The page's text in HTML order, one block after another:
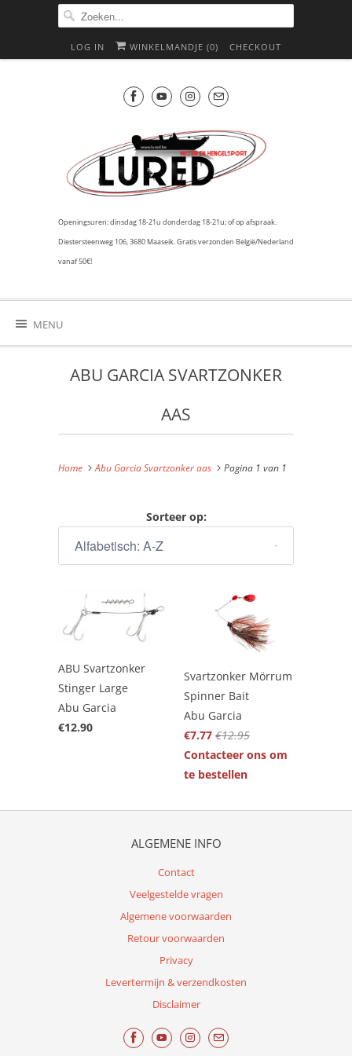
LOG IN WINKELMANDJE (0) CHECKOUT
Openingsuren: dinsdag 18-21u donderdag 18-21u; of op afspraak.
Diestersteenweg 106, 3680 Maaseik. Gratis verzonden België/Nederland
vanaf 50€!
MENU
ABU GARCIA SVARTZONKER
AAS
Home Abu Garcia Svartzonker aas Pagina 1 van 1
Sorteer op:
ABU Svartzonker
Stinger Large
Abu Garcia
€12.90
Svartzonker Mörrum
Spinner Bait
Abu Garcia
€7.77 €12.95
Contacteer ons om
te bestellen
ALGEMENE INFO
Contact
Veelgestelde vragen
Algemene voorwaarden
Retour voorwaarden
Privacy
Levertermijn & verzendkosten
Disclaimer